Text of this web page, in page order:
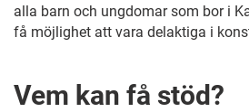
alla barn och ungdomar som bor i
få möjlighet att vara delaktiga i
Vem kan få stöd?